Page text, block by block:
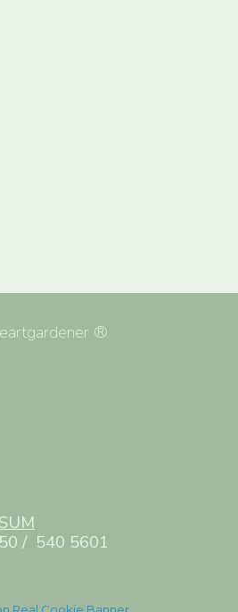
®
/ 540 5601
Real Cookie Banner